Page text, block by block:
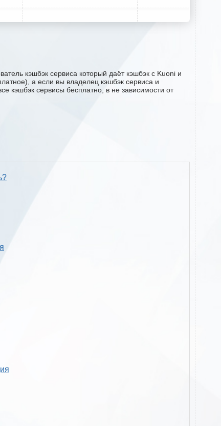
кэшбэк сервиса который даёт кэшбэк с Kuoni и
а если вы владелец кэшбэк сервиса и
кэшбэк сервисы бесплатно, в не зависимости от